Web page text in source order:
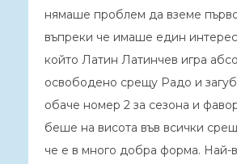
нямаше проблем да вземе
въпреки че имаше един
който Латин Латинчев игра
освободено срещу Радо и
обаче номер 2 за сезона и
беше на висота във всички
че е в много добра форма. Най-